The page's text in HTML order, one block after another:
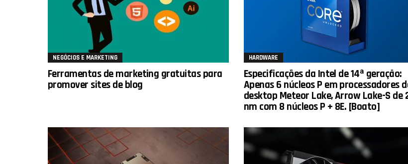
NEGÓCIOS E MARKETING
Ferramentas de marketing gratuitas para
promover sites de blog
HARDWARE
Especificações da Intel de 14ª geração:
Apenas 6 núcleos P em processadores
desktop Meteor Lake, Arrow Lake-S de
nm com 8 núcleos P + 8E. [Boato]